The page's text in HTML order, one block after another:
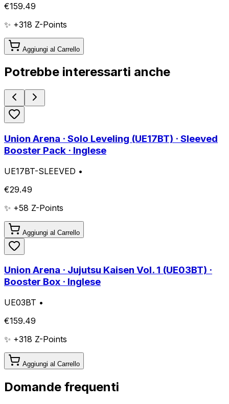
€159.49
✨ +318 Z-Points
Aggiungi al Carrello
Potrebbe interessarti anche
Union Arena · Solo Leveling (UE17BT) · Sleeved
Booster Pack · Inglese
UE17BT-SLEEVED •
€29.49
✨ +58 Z-Points
Aggiungi al Carrello
Union Arena · Jujutsu Kaisen Vol. 1 (UE03BT) ·
Booster Box · Inglese
UE03BT •
€159.49
✨ +318 Z-Points
Aggiungi al Carrello
Domande frequenti